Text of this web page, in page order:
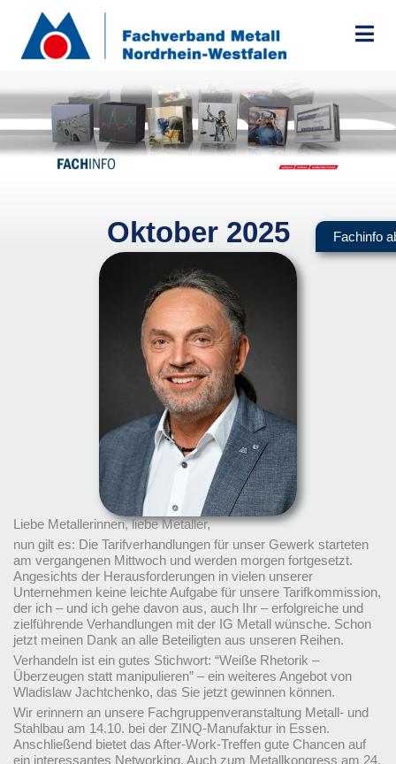
springen
Fachinfo
Oktober 2025
Liebe Metallerinnen, liebe Metaller,
nun gilt es: Die Tarifverhandlungen für unser Gewerk starteten
am vergangenen Mittwoch und werden morgen fortgesetzt.
Angesichts der Herausforderungen in vielen unserer
Unternehmen keine leichte Aufgabe für unsere Tarifkommission,
der ich – und ich gehe davon aus, auch Ihr – erfolgreiche und
zielführende Verhandlungen mit der IG Metall wünsche. Schon
jetzt meinen Dank an alle Beteiligten aus unseren Reihen.
Verhandeln ist ein gutes Stichwort: “Weiße Rhetorik –
Überzeugen statt manipulieren” – ein weiteres Angebot von
Wladislaw Jachtchenko, das Sie jetzt gewinnen können.
Wir erinnern an unsere Fachgruppenveranstaltung Metall- und
Stahlbau am 14.10. bei der ZINQ-Manufaktur in Essen.
Anschließend bietet das After-Work-Treffen gute Chancen auf
ein interessantes Networking. Auch zum Metallkongress am 24.